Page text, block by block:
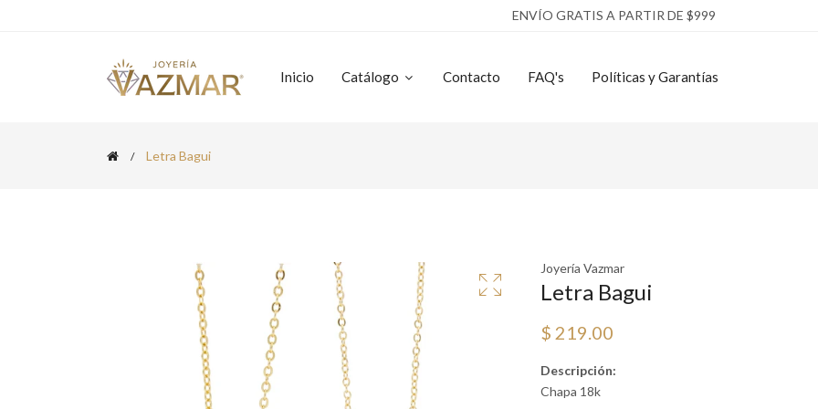
ENVÍO GRATIS A PARTIR DE $999
Inicio Catálogo Contacto FAQ's Políticas y Garantías
Letra Bagui
Joyería Vazmar
Letra Bagui
$ 219.00
Descripción:
Chapa 18k